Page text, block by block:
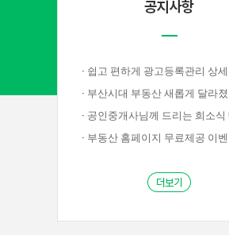
· 쉽고 편하게 광고등록관리 상
· 부산시대 부동산 새롭게 달라졌습
· 공인중개사님께 드리는 희소식 !( 행사
· 부동산 홈페이지 무료제공 이